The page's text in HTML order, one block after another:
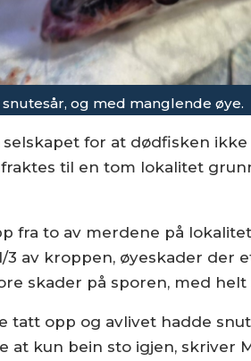
og med manglende øye.
for at dødfisken
til en tom lokalitet
fra to av merdene på
3 av kroppen, øyeskader der
skader på sporen, med
tatt opp og avlivet hadde
at kun bein sto igjen, skriver